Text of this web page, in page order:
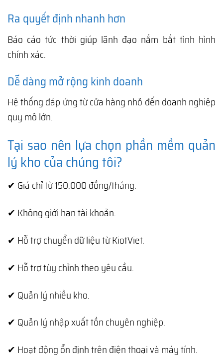
Ra quyết định nhanh hơn
Báo cáo tức thời giúp lãnh đạo nắm bắt tình hình
chính xác.
Dễ dàng mở rộng kinh doanh
Hệ thống đáp ứng từ cửa hàng nhỏ đến doanh nghiệp
quy mô lớn.
Tại sao nên lựa chọn phần mềm quản
lý kho của chúng tôi?
✔ Giá chỉ từ 150.000 đồng/tháng.
✔ Không giới hạn tài khoản.
✔ Hỗ trợ chuyển dữ liệu từ KiotViet.
✔ Hỗ trợ tùy chỉnh theo yêu cầu.
✔ Quản lý nhiều kho.
✔ Quản lý nhập xuất tồn chuyên nghiệp.
✔ Hoạt động ổn định trên điện thoại và máy tính.